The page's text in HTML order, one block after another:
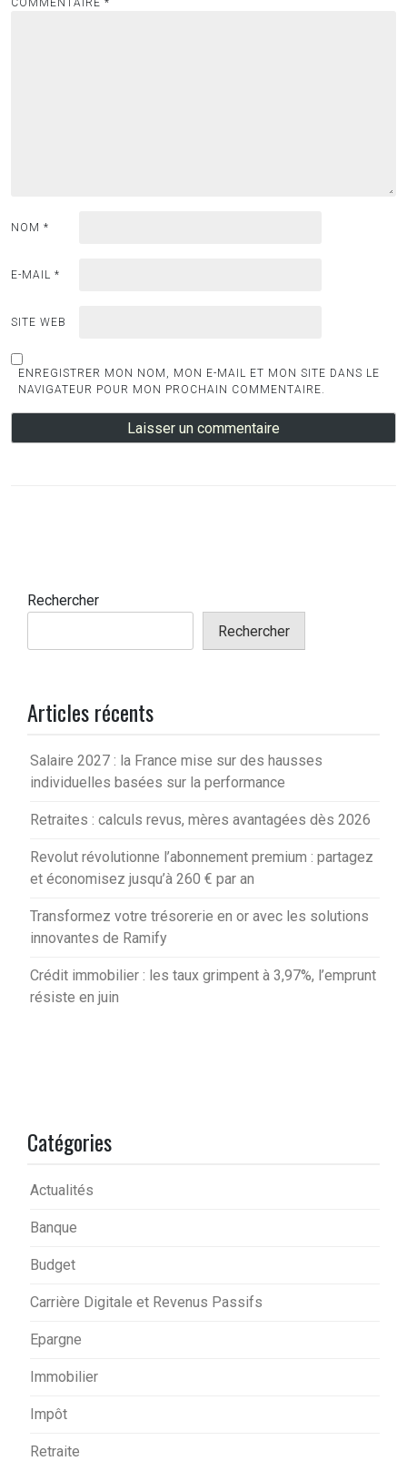
NOM *
E-MAIL *
SITE WEB
ENREGISTRER MON NOM, MON E-MAIL ET MON SITE DANS LE
NAVIGATEUR POUR MON PROCHAIN COMMENTAIRE.
Rechercher
Rechercher
Articles récents
Salaire 2027 : la France mise sur des hausses
individuelles basées sur la performance
Retraites : calculs revus, mères avantagées dès 2026
Revolut révolutionne l’abonnement premium : partagez
et économisez jusqu’à 260 € par an
Transformez votre trésorerie en or avec les solutions
innovantes de Ramify
Crédit immobilier : les taux grimpent à 3,97%, l’emprunt
résiste en juin
Catégories
Actualités
Banque
Budget
Carrière Digitale et Revenus Passifs
Epargne
Immobilier
Impôt
Retraite